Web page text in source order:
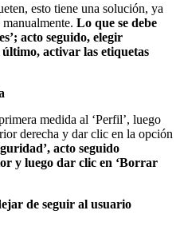
esto tiene una solución, ya
Lo que se debe
acto seguido, elegir
último, activar las etiquetas
medida al ‘Perfil’, luego
derecha y dar clic en la opción
acto seguido
y luego dar clic en ‘Borrar
de seguir al usuario